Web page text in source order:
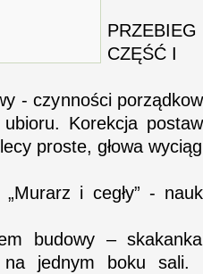
PRZEBIEG
CZĘŚĆ I
- czynności
Korekcja
proste, głowa
i cegły” -
budowy –
na jednym boku